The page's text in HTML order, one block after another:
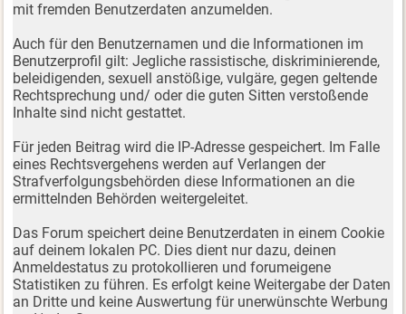
mit fremden Benutzerdaten anzumelden.
Auch für den Benutzernamen und die Informationen im
Benutzerprofil gilt: Jegliche rassistische, diskriminierende,
beleidigenden, sexuell anstößige, vulgäre, gegen geltende
Rechtsprechung und/ oder die guten Sitten verstoßende
Inhalte sind nicht gestattet.
Für jeden Beitrag wird die IP-Adresse gespeichert. Im Falle
eines Rechtsvergehens werden auf Verlangen der
Strafverfolgungsbehörden diese Informationen an die
ermittelnden Behörden weitergeleitet.
Das Forum speichert deine Benutzerdaten in einem Cookie
auf deinem lokalen PC. Dies dient nur dazu, deinen
Anmeldestatus zu protokollieren und forumeigene
Statistiken zu führen. Es erfolgt keine Weitergabe der Daten
an Dritte und keine Auswertung für unerwünschte Werbung